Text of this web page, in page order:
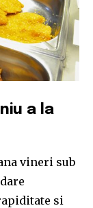
a la
vineri sub
si